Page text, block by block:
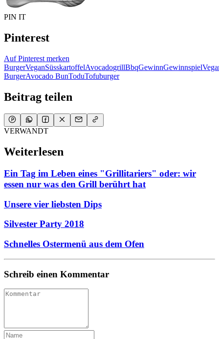
PIN IT
Pinterest
Auf Pinterest merken
BurgerVeganSüsskartoffelAvocadogrillBbqGewinnGewinnspiel
BurgerAvocado BunToduTofuburger
Beitrag teilen
VERWANDT
Weiterlesen
Ein Tag im Leben eines "Grillitariers" oder: wir
essen nur was den Grill berührt hat
Unsere vier liebsten Dips
Silvester Party 2018
Schnelles Ostermenü aus dem Ofen
Schreib einen Kommentar